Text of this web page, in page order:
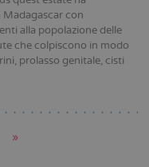
con
alla popolazione delle
che colpiscono in modo
prolasso genitale, cisti
Ultima
»